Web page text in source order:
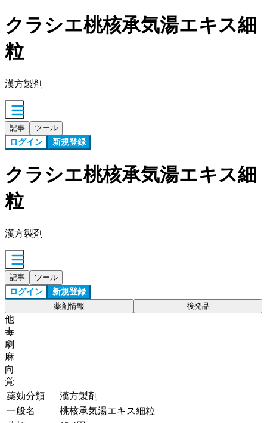
クラシエ桃核承気湯エキス細
粒
漢方製剤
記事 ツール
ログイン 新規登録
クラシエ桃核承気湯エキス細
粒
漢方製剤
記事 ツール
ログイン 新規登録
薬剤情報 後発品
他
毒
劇
麻
向
覚
薬効分類
漢方製剤
一般名
桃核承気湯エキス細粒